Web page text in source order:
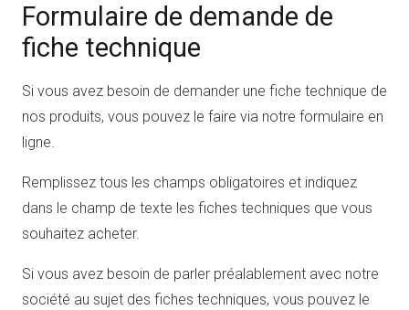
Formulaire de demande de
fiche technique
Si vous avez besoin de demander une fiche technique de
nos produits, vous pouvez le faire via notre formulaire en
ligne.
Remplissez tous les champs obligatoires et indiquez
dans le champ de texte les fiches techniques que vous
souhaitez acheter.
Si vous avez besoin de parler préalablement avec notre
société au sujet des fiches techniques, vous pouvez le